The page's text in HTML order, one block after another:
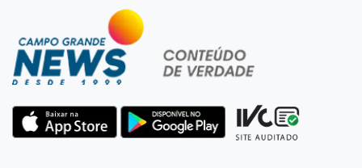
Rio Verde do MT
Um dia após matar companheira, homem se
entrega e acaba preso por feminicídio
13:25 Nova Ala
Hospital de Câncer inaugura 20 leitos de UTI e